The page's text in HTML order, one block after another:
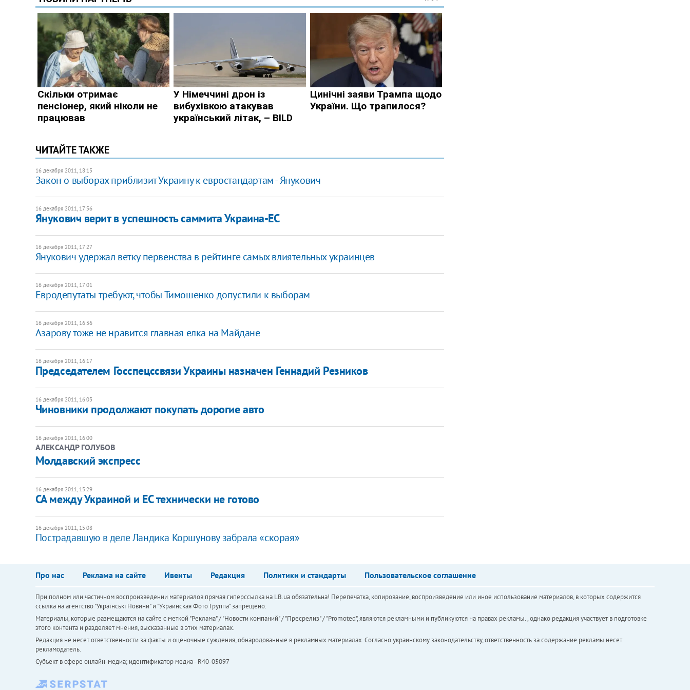
ЧИТАЙТЕ ТАКЖЕ
16 декабря 2011, 18:15
Закон о выборах приблизит Украину к евростандартам - Янукович
16 декабря 2011, 17:56
Янукович верит в успешность саммита Украина-ЕС
16 декабря 2011, 17:27
Янукович удержал ветку первенства в рейтинге самых влиятельных украинцев
16 декабря 2011, 17:01
​Евродепутаты требуют, чтобы Тимошенко допустили к выборам
16 декабря 2011, 16:36
Азарову тоже не нравится главная елка на Майдане
16 декабря 2011, 16:17
​Председателем Госспецссвязи Украины назначен Геннадий Резников
16 декабря 2011, 16:03
​Чиновники продолжают покупать дорогие авто
16 декабря 2011, 16:00
АЛЕКСАНДР ГОЛУБОВ
​Молдавский экспресс
16 декабря 2011, 15:29
​СА между Украиной и ЕС технически не готово
16 декабря 2011, 15:08
Пострадавшую в деле Ландика Коршунову забрала «скорая»
Про нас Реклама на сайте Ивенты Редакция Политики и стандарты Пользовательское соглашение
При полном или частичном воспроизведении материалов прямая гиперссылка на LB.ua обязательна! Перепечатка, копирование, воспроизведение или иное использование материалов, в которых содержится
ссылка на агентство "Українськi Новини" и "Украинская Фото Группа" запрещено.
Материалы, которые размещаются на сайте с меткой "Реклама" / "Новости компаний" / "Пресрелиз" / "Promoted", являются рекламными и публикуются на правах рекламы. , однако редакция участвует в подготовке
этого контента и разделяет мнения, высказанные в этих материалах.
Редакция не несет ответственности за факты и оценочные суждения, обнародованные в рекламных материалах. Согласно украинскому законодательству, ответственность за содержание рекламы несет
рекламодатель.
Субъект в сфере онлайн-медиа; идентификатор медиа - R40-05097